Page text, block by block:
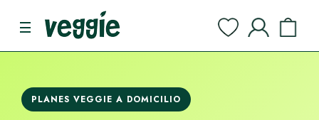
PLANES VEGGIE A DOMICILIO